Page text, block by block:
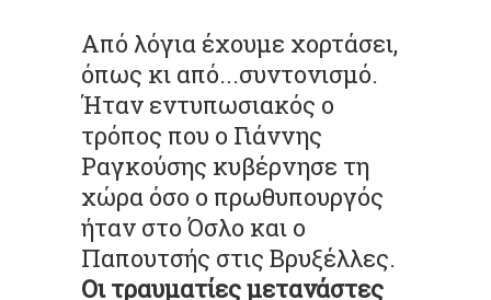
Από λόγια έχουμε χορτάσει,
όπως κι από...συντονισμό.
Ήταν εντυπωσιακός ο
τρόπος που ο Γιάννης
Ραγκούσης κυβέρνησε τη
χώρα όσο ο πρωθυπουργός
ήταν στο Όσλο και ο
Παπουτσής στις Βρυξέλλες.
Οι τραυματίες μετανάστες